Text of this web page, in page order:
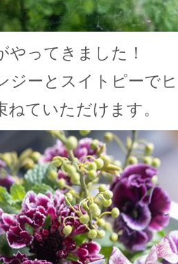
やってきました！
ジーとスイトピーで
ていただけます。